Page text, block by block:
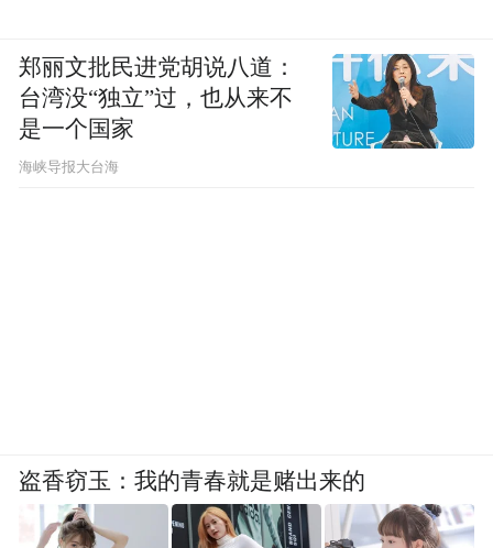
在社交平台这样说道。
“特别声明：以上作品内容(包括在内的视频、图片或音
频)为凤凰网旗下自媒体平台“大风号”用户上传并发
布，本平台仅提供信息存储空间服务。
郑丽文批民进党胡说八道：
台湾没“独立”过，也从来不
是一个国家
​海峡导报大台海
盗香窃玉：我的青春就是赌出来的